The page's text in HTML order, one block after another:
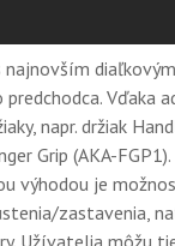
Vďaka
napr. držiak
Grip (AKA-
výhodou je
zastavenia,